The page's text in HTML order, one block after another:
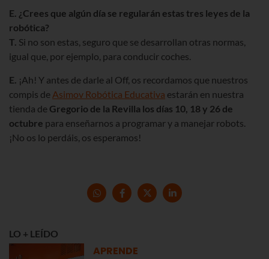
E. ¿Crees que algún día se regularán estas tres leyes de la
robótica?
T. Si no son estas, seguro que se desarrollan otras normas,
igual que, por ejemplo, para conducir coches.
E. ¡Ah! Y antes de darle al Off, os recordamos que nuestros
compis de Asimov Robótica Educativa estarán en nuestra
tienda de Gregorio de la Revilla los días 10, 18 y 26 de
octubre para enseñarnos a programar y a manejar robots.
¡No os lo perdáis, os esperamos!
LO + LEÍDO
APRENDE